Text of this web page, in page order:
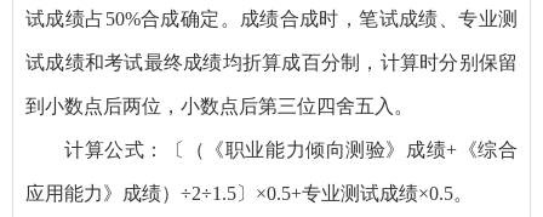
试成绩占50%合成确定。成绩合成时，笔试成绩、专业测
试成绩和考试最终成绩均折算成百分制，计算时分别保留
到小数点后两位，小数点后第三位四舍五入。
计算公式：〔（《职业能力倾向测验》成绩+《综合
应用能力》成绩）÷2÷1.5〕×0.5+专业测试成绩×0.5。